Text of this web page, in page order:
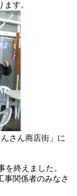
す。
さん商店街」に
を終えました。
事関係者のみなさ